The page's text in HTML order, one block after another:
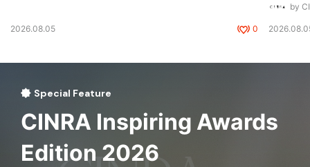
2026.08.05 0
by
Special Feature
CINRA Inspiring Awards
Edition 2026